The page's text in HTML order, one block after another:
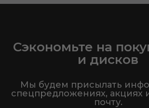
Сэкономьте на
и дисков
Мы будем присылать
спецпредложениях, акциях
почту.